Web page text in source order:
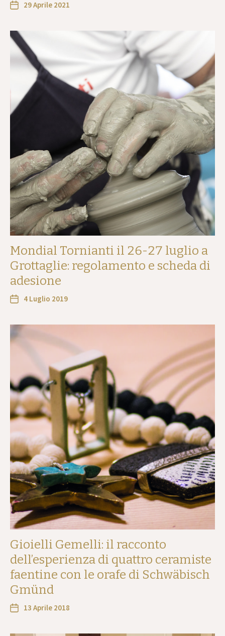
29 Aprile 2021
Mondial Tornianti il 26-27 luglio a
Grottaglie: regolamento e scheda di
adesione
4 Luglio 2019
Gioielli Gemelli: il racconto
dell’esperienza di quattro ceramiste
faentine con le orafe di Schwäbisch
Gmünd
13 Aprile 2018